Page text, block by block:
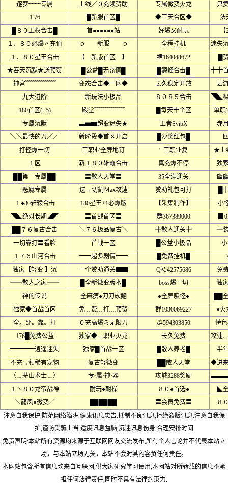
逐梦┉┉专属
上线╱０充领赞助 专属微变火龙
只
1.76
█新服首区█ ◆三天合区◆
法
█８０王权合击█
首●●●●●●站 好爆又耐玩
１．８０必爆〃充值
っ 新服 っ 全程挂机
迷失
１．８０星王合击
【 新版首区 】 裙164048672
█
★吞天沉默★送顶赞
█公益█无充值█ █巅峰合击█
╋╋
神宫﹌﹌﹌﹌﹌
变态合击◆一区◆ 长久稳定开放
云
九大进阶
新玩法小极品 ８０８５合击
◥◣
180首区(+5)
殿堂﹌﹌﹌﹌﹌ █每天十个区
单职
专属沉默
▃▅▆超变迷失★ 王者SvipX
赤
╲╲最快的刀╱╱
新阶段◆首区开启 █沙奖红包█
打怪爆一切
三职业全屏地钉 “ 三职业复
★上
１区
新１８０雄霸合击 真充爆不停
独
██第一专属██
〓散人天堂〓 35全满通关
幽
恶魔专属
送→切割Ｍax攻速 赞助礼包可打
█
１●80轩辕合击
180星王+1必爆版 【采集制作】
小
◥◣绝对长期◢◤
〓首战首区〓 群367389000
██７６复古合击
＼７６极品复古＼ ╋散人通关╋
━
一切靠打〓看脸
首战一区 █公益小极品
１７６山河合击
━━超多剧情━━ █免费挂机█
独家【轻变 】沉
一个赞助通关▇▇ Q裙42575686
免
━━散人之家━━
█全新微变版本█ boss爆一切
独
神的传说
全麻痹●刀刀砍翻 ●全屏吸怪●
██
独家◆首战首区
免﹏费﹏打﹏顶赞 群1030069227
●火
全。部。靠。打
０充高爆ミ无限刀 群594303850
特
176█免费公益
独家◆三职业火龙 长久免费
攻速
━━━━逍遥迷失
独家█首战一区 █散人养老█
半
不充→领稀有宠物
复古轻微变 ██散人天堂
◆进
〈﹍茅山术士﹍〉
专·属·神·器 攻城3288奖励
１丶８０龙帝战神
耐玩●耐操 ８０●首选●
◣
＼龍凤●微变／
〓会员免费〓
８
注意自我保护,防范网络陷阱.健康讯息忠告:抵制不良讯息,拒绝盗版讯息.注意自我保
护,谨防受骗上当.适度讯息益脑,沉迷讯息伤身.合理安排时间
免责声明:本站所有资源均来源于互联网网友交流发布,所有个人言论并不代表本站立
场，与本站立场无关，本站不会对其內容负任何责任。
本网站包含所有信息均来自互联网,供大家研究学习使用,本网站对所转载的信息不承
担任何法律责任,同时不具有法律约束力.